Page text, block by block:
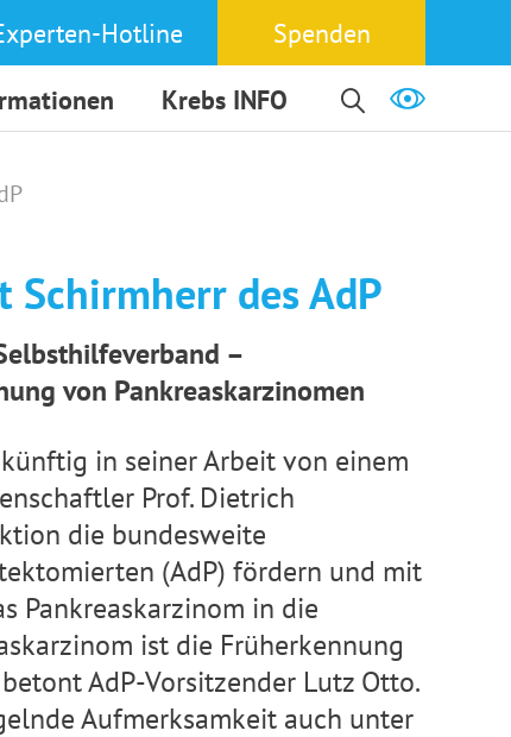
Hotline
Spenden
Krebs INFO
Schirmherr des AdP
–
von Pankreaskarzinomen
in seiner Arbeit von einem
Prof. Dietrich
die bundesweite
(AdP) fördern und mit
Pankreaskarzinom in die
ist die Früherkennung
AdP-Vorsitzender Lutz Otto.
Aufmerksamkeit auch unter